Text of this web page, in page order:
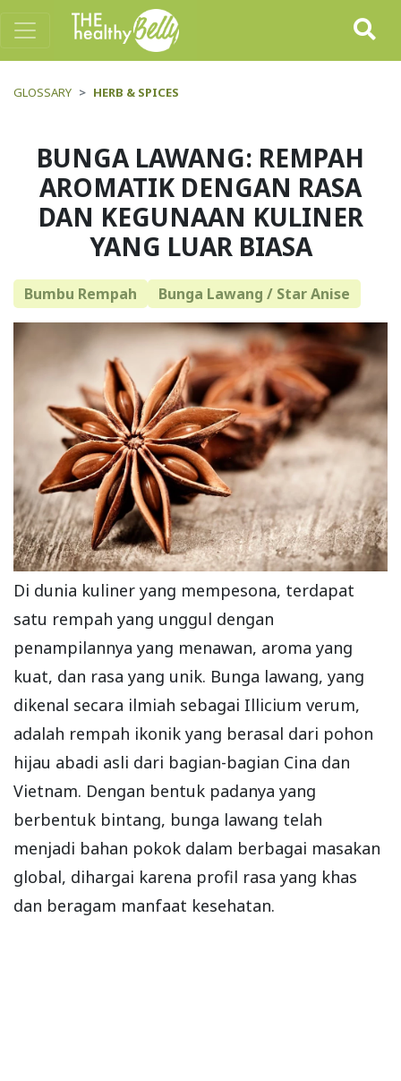
GLOSSARY HERB & SPICES
BUNGA LAWANG: REMPAH
AROMATIK DENGAN RASA
DAN KEGUNAAN KULINER
YANG LUAR BIASA
Bumbu Rempah Bunga Lawang / Star Anise
Di dunia kuliner yang mempesona, terdapat
satu rempah yang unggul dengan
penampilannya yang menawan, aroma yang
kuat, dan rasa yang unik. Bunga lawang, yang
dikenal secara ilmiah sebagai Illicium verum,
adalah rempah ikonik yang berasal dari pohon
hijau abadi asli dari bagian-bagian Cina dan
Vietnam. Dengan bentuk padanya yang
berbentuk bintang, bunga lawang telah
menjadi bahan pokok dalam berbagai masakan
global, dihargai karena profil rasa yang khas
dan beragam manfaat kesehatan.